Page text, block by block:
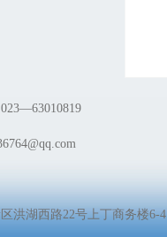
洪湖西路22号上丁商务楼6-4